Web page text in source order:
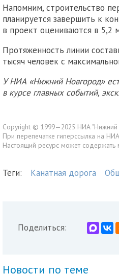
Напомним, строительство
планируется завершить к
в проект оцениваются в 5,2
Протяженность линии
тысяч человек с
У НИА «Нижний Новгород»
в курсе главных событий,
Copyright © 1999—2025 НИА "Нижний
При перепечатке гиперссылка на
Настоящий ресурс может содержать
Теги: Канатная дорога
Поделиться:
Новости по теме